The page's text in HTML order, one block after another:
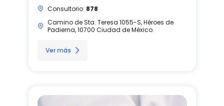
Consultorio: 878
Camino de Sta. Teresa 1055-S, Héroes de
Padierna, 10700 Ciudad de México.
Ver más